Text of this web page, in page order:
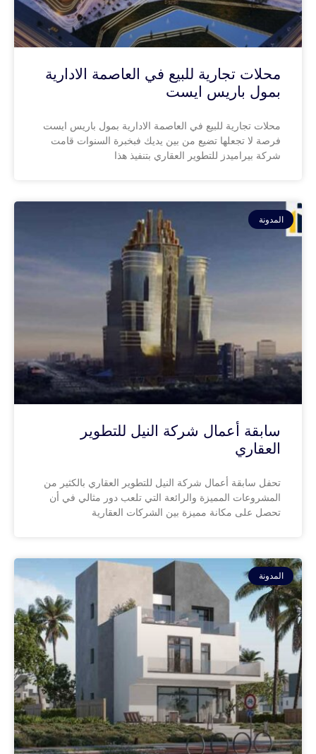
محلات تجارية للبيع في العاصمة الادارية
بمول باريس ايست
محلات تجارية للبيع في العاصمة الادارية بمول باريس ايست
فرصة لا تجعلها تضيع من بين يديك فبخبرة السنوات قامت
شركة بيراميدز للتطوير العقاري بتنفيذ هذا
المدونة
سابقة أعمال شركة النيل للتطوير
العقاري
تحفل سابقة أعمال شركة النيل للتطوير العقاري بالكثير من
المشروعات المميزة والرائعة التي تلعب دور مثالي في أن
تحصل على مكانة مميزة بين الشركات العقارية
المدونة